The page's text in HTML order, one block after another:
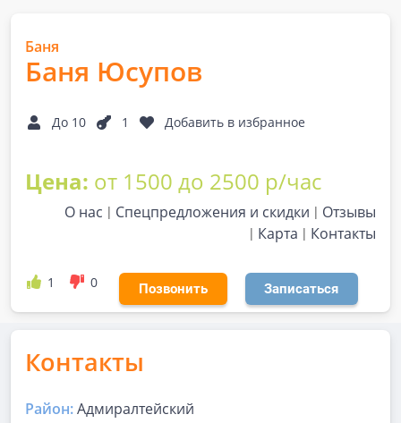
Баня
Баня Юсупов
До 10 1 Добавить в избранное
Цена: от 1500 до 2500 р/час
О нас Спецпредложения и скидки
Отзывы
Карта
Контакты
1 0 Позвонить Записаться
Контакты
Район:Адмиралтейский